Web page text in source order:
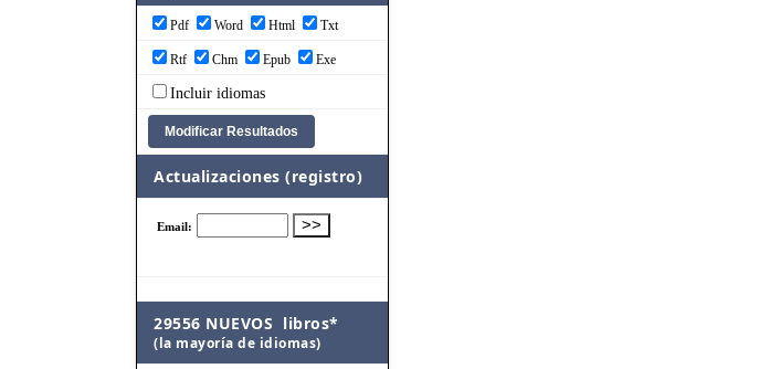
Pdf Word Html Txt
Rtf Chm Epub Exe
Incluir idiomas
Actualizaciones (registro)
29556 NUEVOS libros*
(la mayoría de idiomas)